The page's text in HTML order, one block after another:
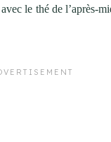
le thé de l’après-